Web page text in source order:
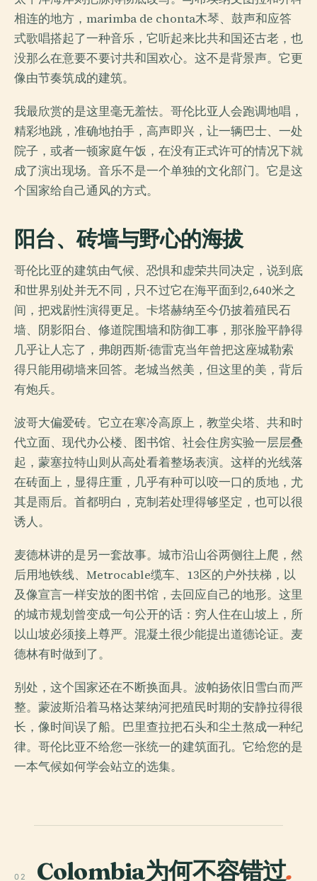
相连的地方，marimba de chonta木琴、鼓声和应答
式歌唱搭起了一种音乐，它听起来比共和国还古老，也
没那么在意要不要讨共和国欢心。这不是背景声。它更
像由节奏筑成的建筑。
我最欣赏的是这里毫无羞怯。哥伦比亚人会跑调地唱，
精彩地跳，准确地拍手，高声即兴，让一辆巴士、一处
院子，或者一顿家庭午饭，在没有正式许可的情况下就
成了演出现场。音乐不是一个单独的文化部门。它是这
个国家给自己通风的方式。
阳台、砖墙与野心的海拔
哥伦比亚的建筑由气候、恐惧和虚荣共同决定，说到底
和世界别处并无不同，只不过它在海平面到2,640米之
间，把戏剧性演得更足。卡塔赫纳至今仍披着殖民石
墙、阴影阳台、修道院围墙和防御工事，那张脸平静得
几乎让人忘了，弗朗西斯·德雷克当年曾把这座城勒索
得只能用砌墙来回答。老城当然美，但这里的美，背后
有炮兵。
波哥大偏爱砖。它立在寒冷高原上，教堂尖塔、共和时
代立面、现代办公楼、图书馆、社会住房实验一层层叠
起，蒙塞拉特山则从高处看着整场表演。这样的光线落
在砖面上，显得庄重，几乎有种可以咬一口的质地，尤
其是雨后。首都明白，克制若处理得够坚定，也可以很
诱人。
麦德林讲的是另一套故事。城市沿山谷两侧往上爬，然
后用地铁线、Metrocable缆车、13区的户外扶梯，以
及像宣言一样安放的图书馆，去回应自己的地形。这里
的城市规划曾变成一句公开的话：穷人住在山坡上，所
以山坡必须接上尊严。混凝土很少能提出道德论证。麦
德林有时做到了。
别处，这个国家还在不断换面具。波帕扬依旧雪白而严
整。蒙波斯沿着马格达莱纳河把殖民时期的安静拉得很
长，像时间误了船。巴里查拉把石头和尘土熬成一种纪
律。哥伦比亚不给您一张统一的建筑面孔。它给您的是
一本气候如何学会站立的选集。
02 Colombia为何不容错过.